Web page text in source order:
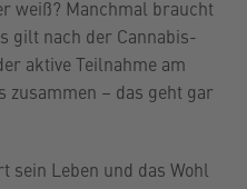
weiß? Manchmal braucht
gilt nach der Cannabis-
aktive Teilnahme am
zusammen – das geht gar
sein Leben und das Wohl